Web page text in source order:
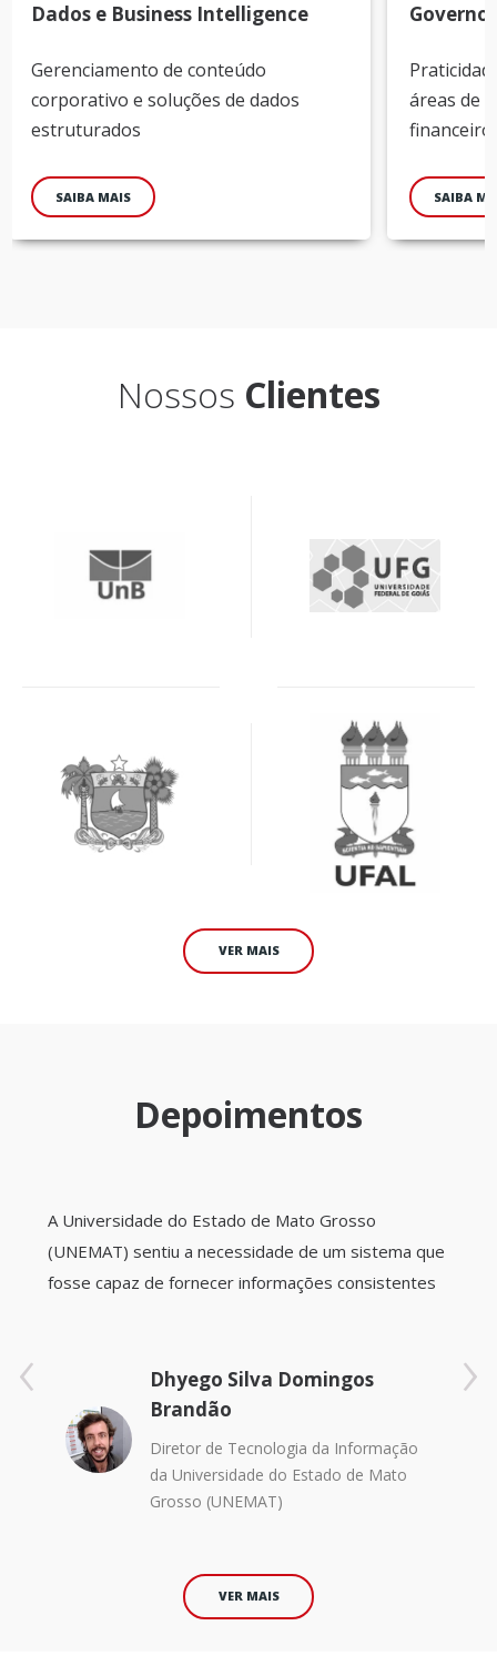
Dados e Business Intelligence
Gerenciamento de conteúdo
corporativo e soluções de dados
estruturados
SAIBA MAIS
áreas de
financeiro
SAIBA
Nossos Clientes
VER MAIS
Depoimentos
Dhyego Silva Domingos
Brandão
Diretor de Tecnologia da Informação
da Universidade do Estado de Mato
Grosso (UNEMAT)
A Universidade do Estado de Mato Grosso
(UNEMAT) sentiu a necessidade de um sistema que
fosse capaz de fornecer informações consistentes
mais assertiva e consistente da gestão
universitária. O SIGAA se mostrou como um sistema
que atendia essas necessidades e neste momento
pandêmico foi o responsável por suportar as ações
pedagógicas da UNEMAT, minimizando o impacto e
‹ ›
VER MAIS